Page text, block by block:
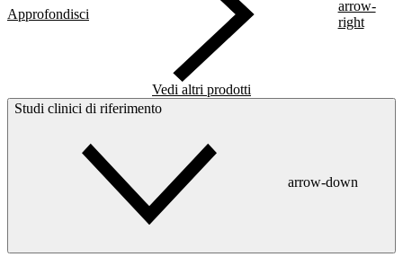
Approfondisci
arrow-
right
Vedi altri prodotti
Studi clinici di riferimento
arrow-down